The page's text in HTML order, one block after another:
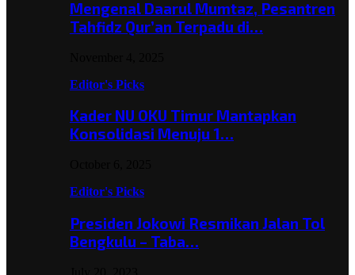
Mengenal Daarul Mumtaz, Pesantren
Tahfidz Qur’an Terpadu di…
Editor's Picks
Kader NU OKU Timur Mantapkan
Konsolidasi Menuju 1…
Editor's Picks
Presiden Jokowi Resmikan Jalan Tol
Bengkulu – Taba…